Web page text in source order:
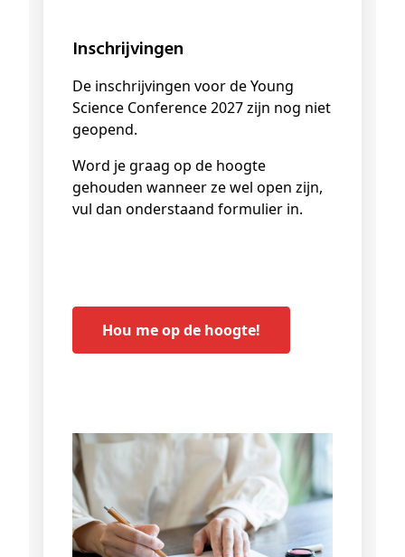
Inschrijvingen
De inschrijvingen voor de Young
Science Conference 2027 zijn nog niet
geopend.
Word je graag op de hoogte
gehouden wanneer ze wel open zijn,
vul dan onderstaand formulier in.
Hou me op de hoogte!